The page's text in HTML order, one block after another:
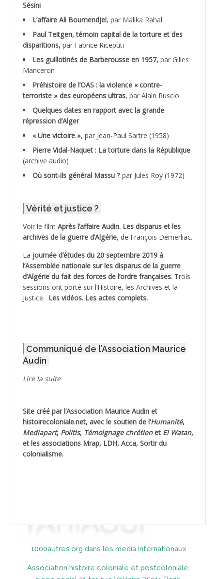
ADALENE Tahar
ADALMI
ADANE Ramdane *
ADDAD
ADDALA Boualem*
ADDANE
ADDECHE Rachid
ADELIOUAT Vve AIT SAADA
ADJANI Khaled
ADJAOUT
ADNI Mohamed Akli
ADOUL Arab *
AGOULMINE
AHLOUCHE Mabrouk *
AIBLIED Ahmed
AICHEKADRA Sid Ahmed
AICI (ou AISSI) Laïd
AIDI
Sésini
L’affaire Ali Boumendjel, par Malika Rahal
Paul Teitgen, témoin capital de la torture et des
disparitions, par Fabrice Riceputi
Les guillotinés de Barberousse en 1957, par Gilles
Manceron
Préhistoire de l’OAS : la violence « contre-
terroriste » des européens ultras, par Alain Ruscio
Quelques dates en rapport avec la grande
répression d’Alger
« Une victoire », par Jean-Paul Sartre (1958)
Pierre Vidal-Naquet : La torture dans la République
(archive audio)
Où sont-ils général Massu ? par Jules Roy (1972)
Vérité et justice ?
Voir le film Après l’affaire Audin. Les disparus et les
archives de la guerre d’Algérie, de François Demerliac.
La journée d’études du 20 septembre 2019 à
l’Assemblée nationale sur les disparus de la guerre
d’Algérie du fait des forces de l’ordre françaises. Trois
sessions ont porté sur l’Histoire, les Archives et la
Justice. Les vidéos. Les actes complets.
Communiqué de l’Association Maurice
Audin
Lire la suite
Site créé par l’Association Maurice Audinet
histoirecoloniale.net, avec le soutien de l’Humanité,
Mediapart, Politis, Témoignage chrétienet El Watan,
et les associations Mrap, LDH, Acca, Sortir du
colonialisme.
1000autres.org dans les media internationaux
Association histoire coloniale et postcoloniale,